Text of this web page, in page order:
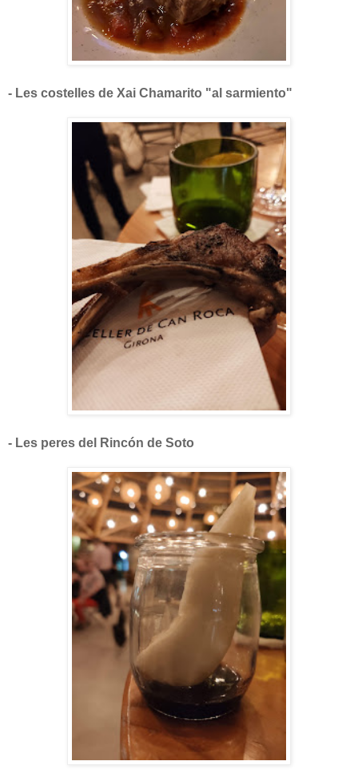
- Les costelles de Xai Chamarito "al sarmiento"
- Les peres del Rincón de Soto